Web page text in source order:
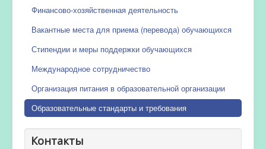
Финансово-хозяйственная деятельность
Вакантные места для приема (перевода) обучающихся
Стипендии и меры поддержки обучающихся
Международное сотрудничество
Организация питания в образовательной организации
Образовательные стандарты и требования
Контакты